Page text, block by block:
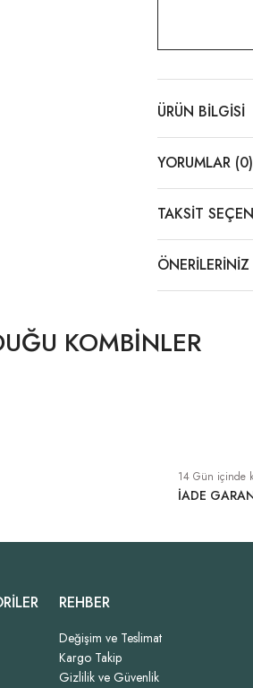
ÜRÜN BILGISI
YORUMLAR (0)
TAKSIT
ÖNERILERINIZ
KOMBINLER
14 Gün içinde
İADE
REHBER
Değişim ve Teslimat
Kargo Takip
Gizlilik ve Güvenlik